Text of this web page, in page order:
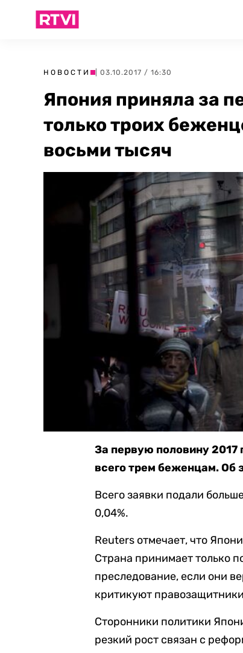
НОВОСТИ | 03.10.2017 / 16:30
Япония приняла за
только троих
восьми тысяч
За первую половину
всего трем беженцам. Об
Всего заявки подали
0,04%.
Reuters отмечает, что
Страна принимает только
преследование, если они
критикуют
Сторонники политики
резкий рост связан с